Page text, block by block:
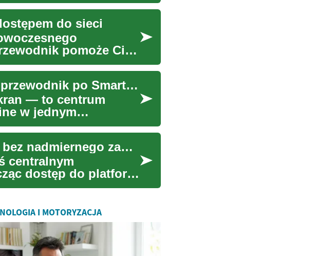
do sieci
pomoże Ci
Tani, ale inteligentny: praktyczny przewodnik po Smart TV
— to centrum
w jednym
Jak wybrać telewizor inteligentny bez nadmiernego zadłużania
centralnym
dostęp do platform
I MOTORYZACJA